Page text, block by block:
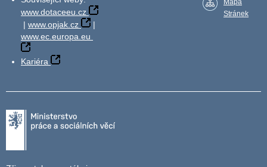
www.dotaceeu.cz
| www.opjak.cz
|
www.ec.europa.eu
Kariéra
Mapa
Stránek